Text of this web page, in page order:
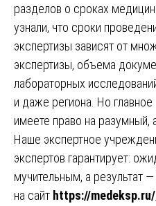
разделов о сроках
узнали, что сроки
экспертизы зависят от
экспертизы, объема
лабораторных
и даже региона. Но
имеете право на разумный,
Наше экспертное
экспертов гарантирует:
мучительным, а результат
на сайт https://medeksp.ru/